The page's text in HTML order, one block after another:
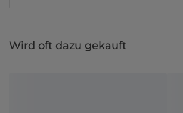
Wird oft dazu gekauft